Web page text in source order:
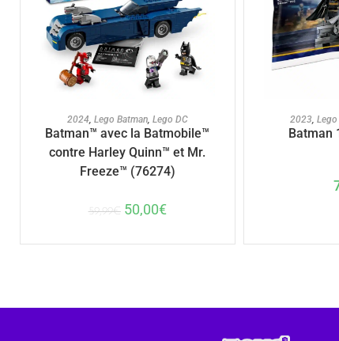
AJOUTER AU PANIER
2024 Lego Batman, Lego DC
Batman™ avec la Batmobile™
contre Harley Quinn™ et Mr.
Freeze™ (76274)
59,99€ 50,00€
2023 ,
Batman